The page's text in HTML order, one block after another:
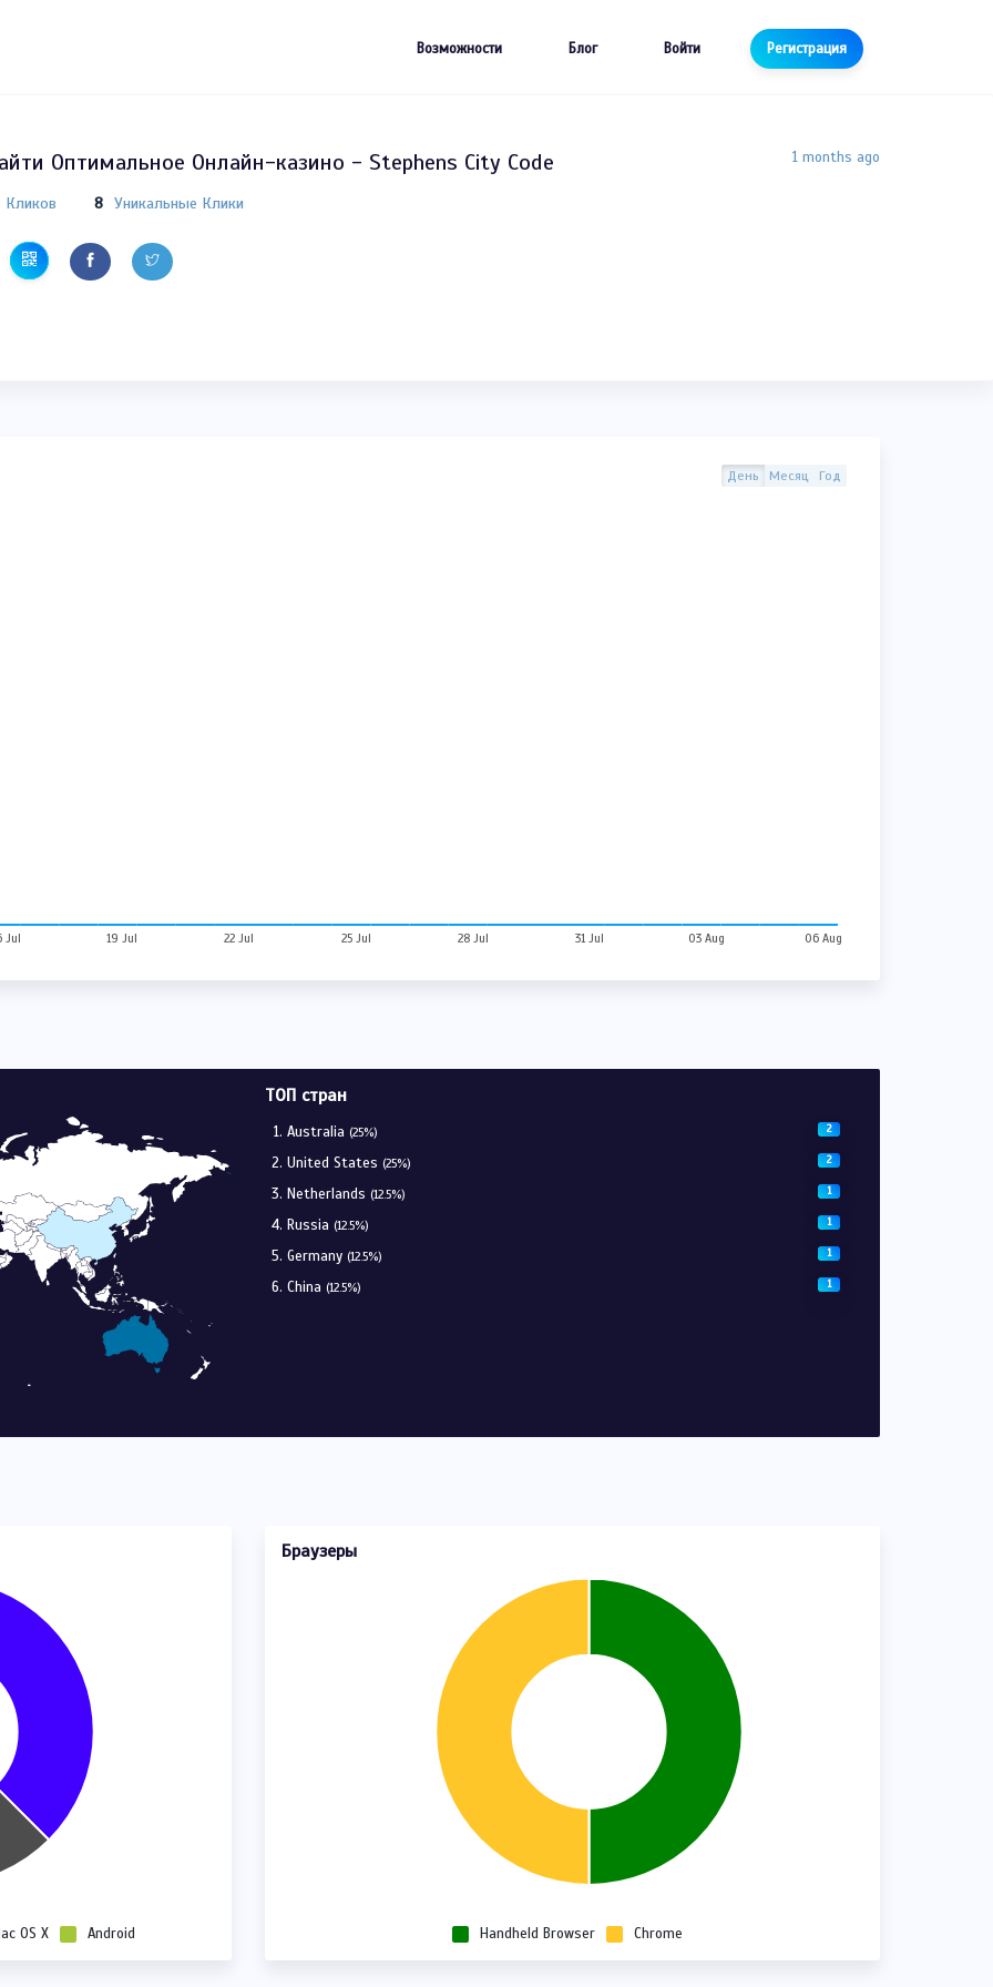
Возможности Блог Войти Регистрация
Оптимальное Онлайн-казино - Stephens City Code 1 months ago
Кликов 8 Уникальные Клики
День Месяц Год
Jul 19 Jul 22 Jul 25 Jul 28 Jul 31 Jul 03 Aug 06 Aug
ТОП стран
Australia (25%) 2
United States (25%) 2
Netherlands (12.5%) 1
Russia (12.5%) 1
Germany (12.5%) 1
China (12.5%) 1
OS X Android
Браузеры
Handheld Browser Chrome